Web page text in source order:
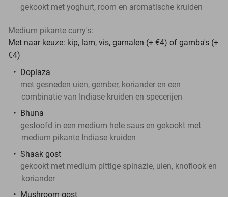
gekookt met yoghurt, room en aromatische kruiden
Medium pikante curry's:
Met naar keuze: kip, lam, vis, garnalen (+ €4) of gamba's (+
€4)
Dopiaza
met gesneden uien, gember, koriander en een
combinatie van Indiase kruiden en specerijen
Bhuna
gestoofd in een medium hete saus en gekookt met
medium pikante Indiase kruiden
Shaak gost
gekookt met medium pittige spinazie, uien, knoflook en
koriander
Mushroom gost